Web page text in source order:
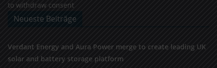
to withdraw consent
Neueste Beiträge
Verdant Energy and Aura Power merge to create leading UK
solar and battery storage platform